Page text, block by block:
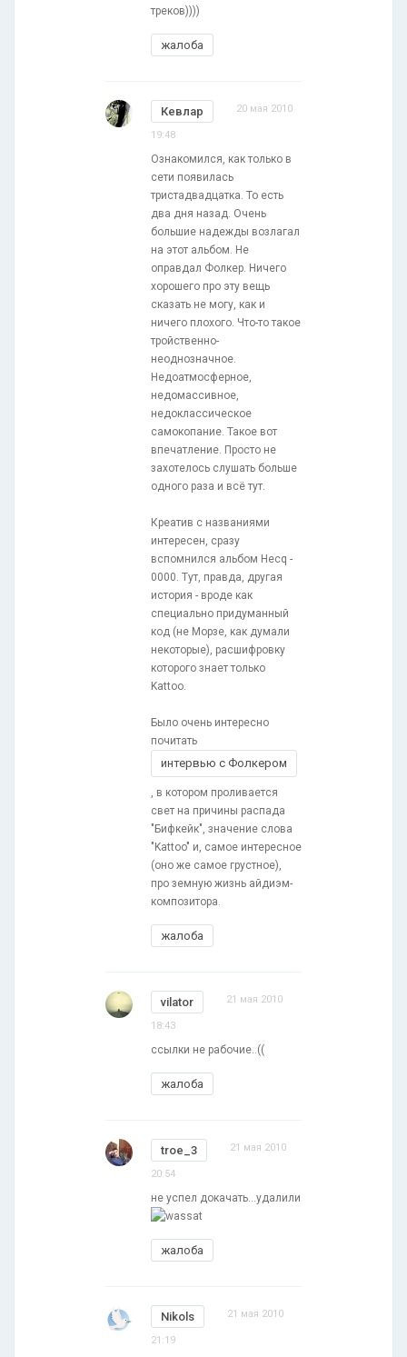
треков))))
жалоба
Кевлар 20 мая 2010
19:48
Ознакомился, как только в
сети появилась
тристадвадцатка. То есть
два дня назад. Очень
большие надежды возлагал
на этот альбом. Не
оправдал Фолкер. Ничего
хорошего про эту вещь
сказать не могу, как и
ничего плохого. Что-то такое
тройственно-
неоднозначное.
Недоатмосферное,
недомассивное,
недоклассическое
самокопание. Такое вот
впечатление. Просто не
захотелось слушать больше
одного раза и всё тут.
Креатив с названиями
интересен, сразу
вспомнился альбом Hecq -
0000. Тут, правда, другая
история - вроде как
специально придуманный
код (не Морзе, как думали
некоторые), расшифровку
которого знает только
Kattoo.
Было очень интересно
почитать
интервью с Фолкером
, в котором проливается
свет на причины распада
"Бифкейк", значение слова
"Kattoo" и, самое интересное
(оно же самое грустное),
про земную жизнь айдиэм-
композитора.
жалоба
vilator 21 мая 2010
18:43
ссылки не рабочие..((
жалоба
troe_3 21 мая 2010
20:54
не успел докачать...удалили
жалоба
Nikols 21 мая 2010
21:19